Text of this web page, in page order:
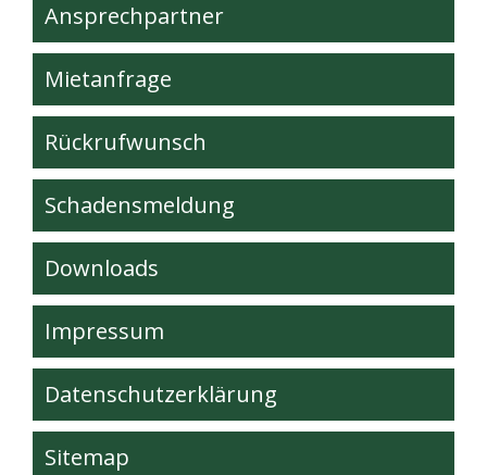
Ansprechpartner
Mietanfrage
Rückrufwunsch
Schadensmeldung
Downloads
Impressum
Datenschutzerklärung
Sitemap